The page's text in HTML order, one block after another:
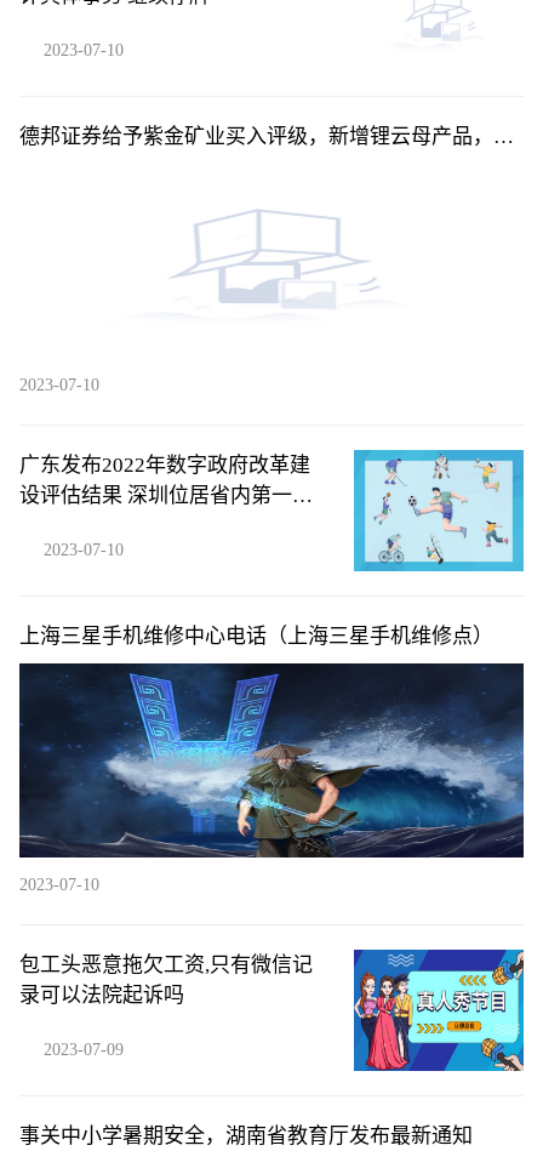
2023-07-10
德邦证券给予紫金矿业买入评级，新增锂云母产品，产
2023-07-10
广东发布2022年数字政府改革建
设评估结果 深圳位居省内第一梯
2023-07-10
上海三星手机维修中心电话（上海三星手机维修点）
2023-07-10
包工头恶意拖欠工资,只有微信记
录可以法院起诉吗
2023-07-09
事关中小学暑期安全，湖南省教育厅发布最新通知